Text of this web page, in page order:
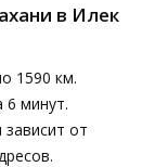
в Илек
1590 км.
минут.
от